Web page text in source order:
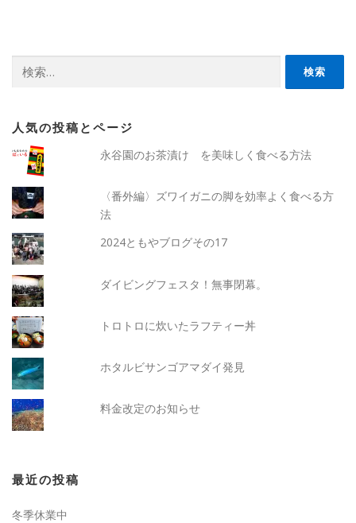
索:
人気の投稿とページ
永谷園のお茶漬け を美味しく食べる方法
〈番外編〉ズワイガニの脚を効率よく食べる方
法
2024ともやブログその17
ダイビングフェスタ！無事閉幕。
トロトロに炊いたラフティー丼
ホタルビサンゴアマダイ発見
料金改定のお知らせ
最近の投稿
冬季休業中